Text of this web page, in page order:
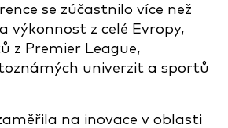
se zúčastnilo více než
výkonnost z celé Evropy,
z Premier League,
univerzit a sportů
na inovace v oblasti